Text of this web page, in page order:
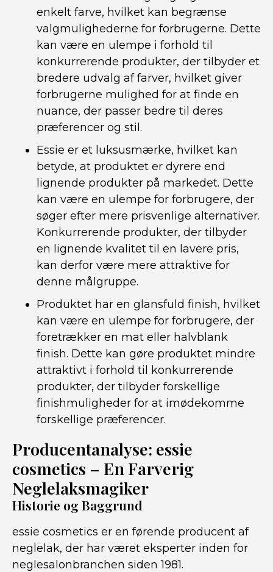
enkelt farve, hvilket kan begrænse
valgmulighederne for forbrugerne. Dette
kan være en ulempe i forhold til
konkurrerende produkter, der tilbyder et
bredere udvalg af farver, hvilket giver
forbrugerne mulighed for at finde en
nuance, der passer bedre til deres
præferencer og stil.
Essie er et luksusmærke, hvilket kan
betyde, at produktet er dyrere end
lignende produkter på markedet. Dette
kan være en ulempe for forbrugere, der
søger efter mere prisvenlige alternativer.
Konkurrerende produkter, der tilbyder
en lignende kvalitet til en lavere pris,
kan derfor være mere attraktive for
denne målgruppe.
Produktet har en glansfuld finish, hvilket
kan være en ulempe for forbrugere, der
foretrækker en mat eller halvblank
finish. Dette kan gøre produktet mindre
attraktivt i forhold til konkurrerende
produkter, der tilbyder forskellige
finishmuligheder for at imødekomme
forskellige præferencer.
Producentanalyse: essie
cosmetics – En Farverig
Neglelaksmagiker
Historie og Baggrund
essie cosmetics er en førende producent af
neglelak, der har været eksperter inden for
neglesalonbranchen siden 1981.